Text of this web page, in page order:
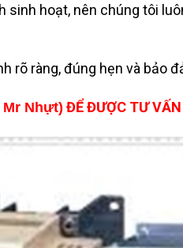
sinh hoạt, nên chúng tôi
rõ ràng, đúng hẹn và bảo
Mr Nhựt) ĐỂ ĐƯỢC TƯ